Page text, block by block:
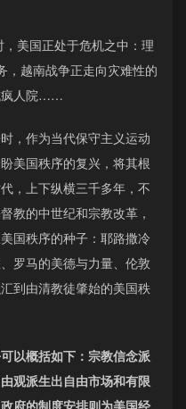
美国正处于危机之中：理
，越南战争正走向灾难性的
疯人院……
，作为当代保守主义运动
美国秩序的复兴，将其根
，上下纵横三千多年，不
教的中世纪和宗教改革，
国秩序的种子：耶路撒冷
罗马的美德与力量、伦敦
到由清教徒肇始的美国秩
以概括如下：宗教信念派
观派生出自由市场和有限
府的制度安排则为美国经